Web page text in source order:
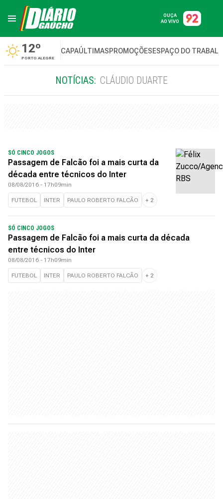
OUÇA
AO VIVO
12º
PORTO ALEGRE
CAPAÚLTIMASPROMOÇÕESESPAÇO DO
NOTÍCIAS: CLÁUDIO DUARTE
SÓ CINCO JOGOS
Passagem de Falcão foi a mais curta da
década entre técnicos do Inter
08/08/2016 - 17h09min
FUTEBOL INTER PAULO ROBERTO FALCÃO + 2
SÓ CINCO JOGOS
Passagem de Falcão foi a mais curta da década
entre técnicos do Inter
08/08/2016 - 17h09min
FUTEBOL INTER PAULO ROBERTO FALCÃO + 2